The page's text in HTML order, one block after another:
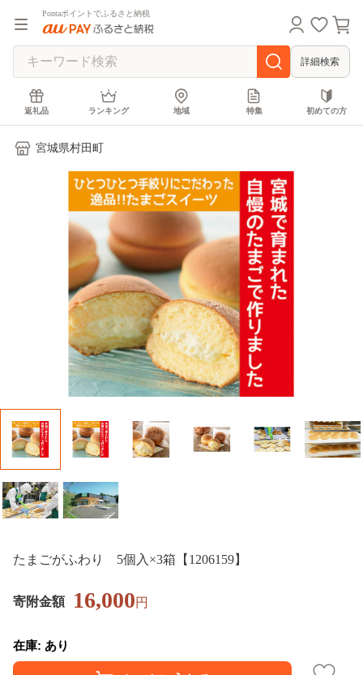
Pontaポイントでふるさと納税
詳細検索
返礼品 ランキング 地域 特集 初めての方
宮城県村田町
たまごがふわり 5個入×3箱【1206159】
寄附金額 16,000円
在庫: あり